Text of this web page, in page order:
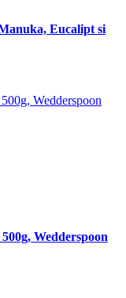
Eucalipt si
Wedderspoon